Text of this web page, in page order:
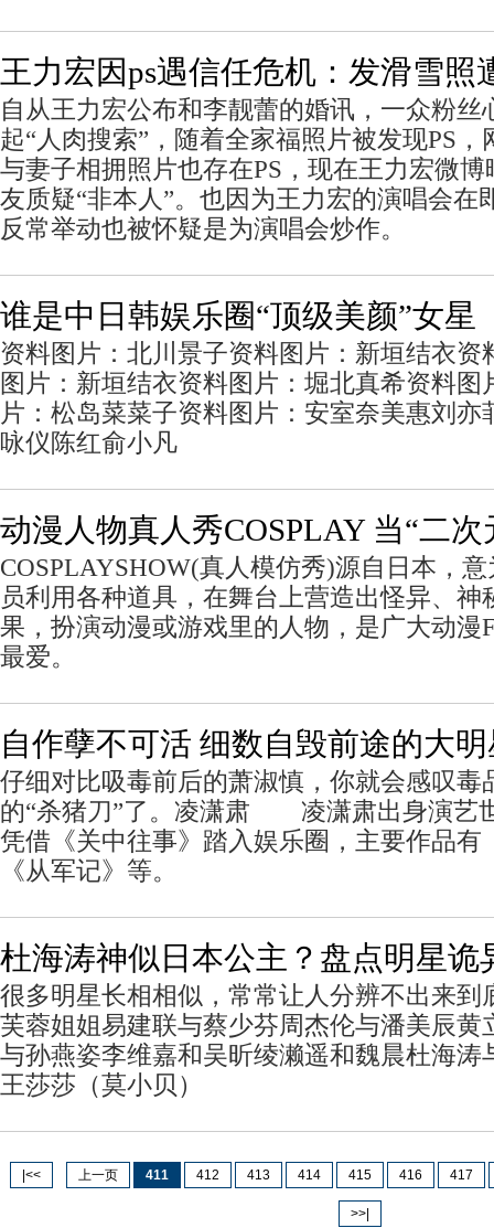
王力宏因ps遇信任危机：发滑雪照
自从王力宏公布和李靓蕾的婚讯，一众粉丝
起“人肉搜索”，随着全家福照片被发现PS
与妻子相拥照片也存在PS，现在王力宏微
友质疑“非本人”。也因为王力宏的演唱会在
反常举动也被怀疑是为演唱会炒作。
谁是中日韩娱乐圈“顶级美颜”女星
资料图片：北川景子资料图片：新垣结衣资
图片：新垣结衣资料图片：堀北真希资料图
片：松岛菜菜子资料图片：安室奈美惠刘亦
咏仪陈红俞小凡
动漫人物真人秀COSPLAY 当“二
COSPLAYSHOW(真人模仿秀)源自日本，
员利用各种道具，在舞台上营造出怪异、神
果，扮演动漫或游戏里的人物，是广大动漫
最爱。
自作孽不可活 细数自毁前途的大
仔细对比吸毒前后的萧淑慎，你就会感叹毒
的“杀猪刀”了。凌潇肃 凌潇肃出身演艺
凭借《关中往事》踏入娱乐圈，主要作品有
《从军记》等。
杜海涛神似日本公主？盘点明星诡
很多明星长相相似，常常让人分辨不出来到
芙蓉姐姐易建联与蔡少芬周杰伦与潘美辰黄
与孙燕姿李维嘉和吴昕绫濑遥和魏晨杜海涛
王莎莎（莫小贝）
|<< 上一页 411 412 413 414 415 416 417
>>|